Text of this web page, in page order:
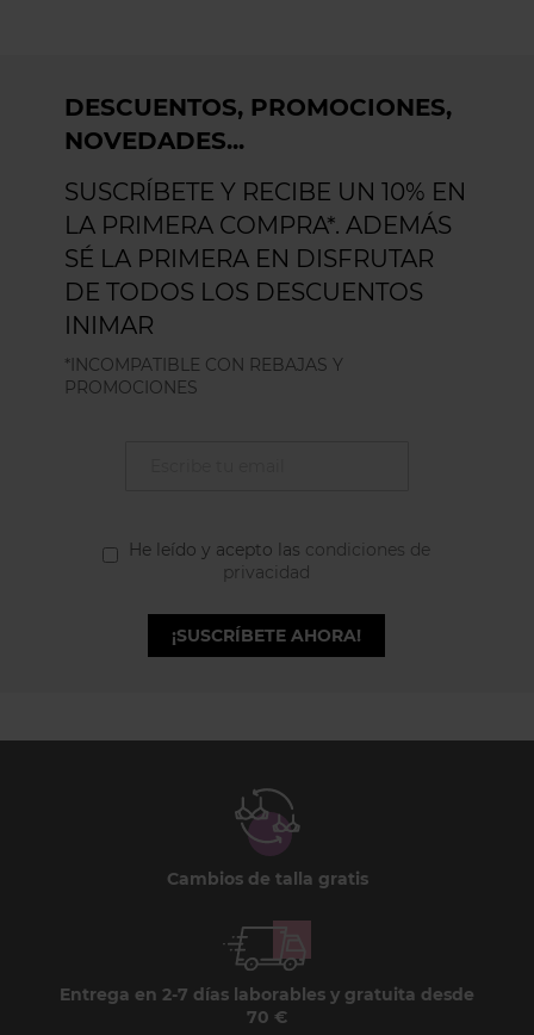
DESCUENTOS, PROMOCIONES,
NOVEDADES...
SUSCRÍBETE Y RECIBE UN 10% EN
LA PRIMERA COMPRA*. ADEMÁS
SÉ LA PRIMERA EN DISFRUTAR
DE TODOS LOS DESCUENTOS
INIMAR
*INCOMPATIBLE CON REBAJAS Y
PROMOCIONES
He leído y acepto las condiciones de
privacidad
¡SUSCRÍBETE AHORA!
Cambios de talla gratis
Entrega en 2-7 días laborables y gratuita desde
70 €